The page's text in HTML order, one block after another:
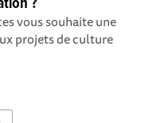
?
vous souhaite une
projets de culture